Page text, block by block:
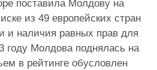
поставила Молдову на
из 49 европейских стран
и наличия равных прав для
Молдова поднялась на
в рейтинге обусловлен